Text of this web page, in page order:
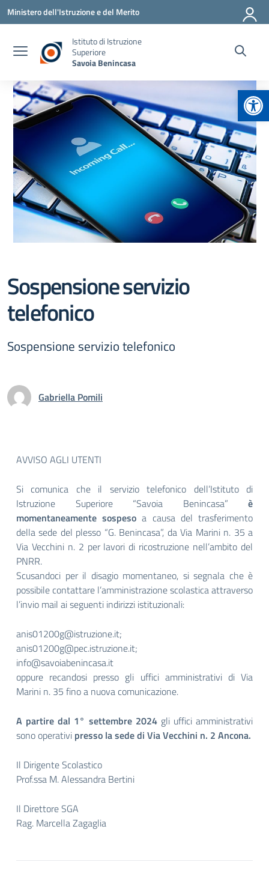
Vai ai contenuti
Vai al menu di navigazione
Vai al footer
Ministero dell'Istruzione e del Merito
Istituto di Istruzione
Superiore
Savoia Benincasa
Sospensione servizio
telefonico
Sospensione servizio telefonico
Gabriella Pomili
AVVISO AGLI UTENTI
Si comunica che il servizio telefonico dell’Istituto di
Istruzione Superiore “Savoia Benincasa” è
momentaneamente sospeso a causa del trasferimento
della sede del plesso “G. Benincasa”, da Via Marini n. 35 a
Via Vecchini n. 2 per lavori di ricostruzione nell’ambito del
PNRR.
Scusandoci per il disagio momentaneo, si segnala che è
possibile contattare l’amministrazione scolastica attraverso
l’invio mail ai seguenti indirizzi istituzionali:
anis01200g@istruzione.it;
anis01200g@pec.istruzione.it;
info@savoiabenincasa.it
oppure recandosi presso gli uffici amministrativi di Via
Marini n. 35 fino a nuova comunicazione.
A partire dal 1° settembre 2024gli uffici amministrativi
sono operativi presso la sede di Via Vecchini n. 2 Ancona.
Il Dirigente Scolastico
Prof.ssa M. Alessandra Bertini
Il Direttore SGA
Rag. Marcella Zagaglia